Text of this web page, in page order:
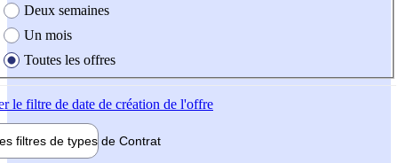
Deux semaines
Un mois
Toutes les offres
le filtre de date de création de l'offre
filtres de types de Contrat